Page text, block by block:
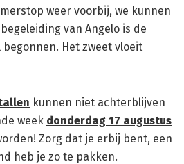
weer voorbij, we kunnen
van Angelo is de
Het zweet vloeit
kunnen niet achterblijven
week donderdag 17 augustus
Zorg dat je erbij bent, een
heb je zo te pakken.